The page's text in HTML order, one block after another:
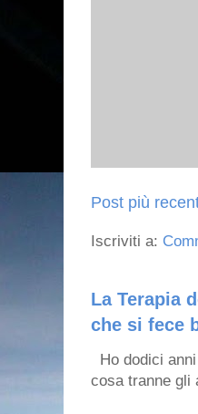
Post più
Iscriviti a:
La Terapia
che si fece
Ho dodici
cosa tranne gli